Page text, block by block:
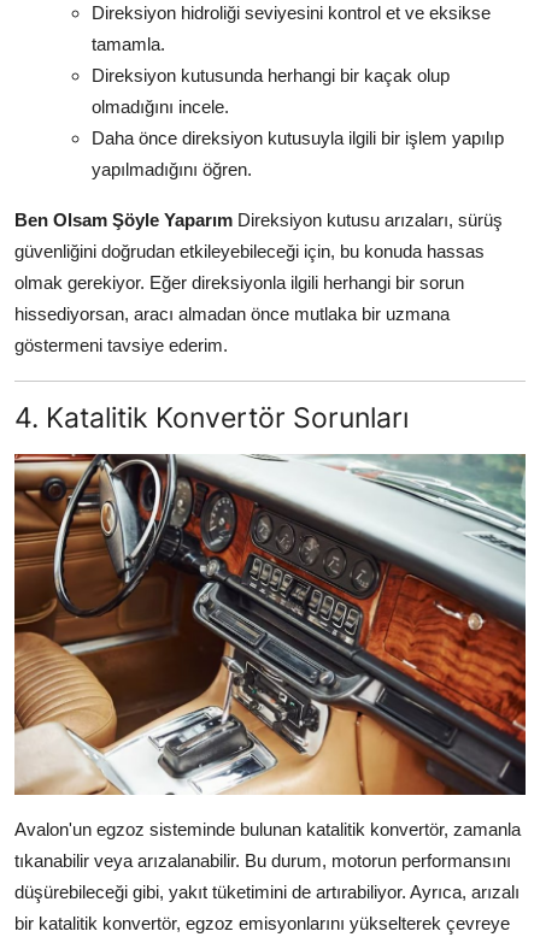
Direksiyon hidroliği seviyesini kontrol et ve eksikse
tamamla.
Direksiyon kutusunda herhangi bir kaçak olup
olmadığını incele.
Daha önce direksiyon kutusuyla ilgili bir işlem yapılıp
yapılmadığını öğren.
Ben Olsam Şöyle Yaparım Direksiyon kutusu arızaları, sürüş
güvenliğini doğrudan etkileyebileceği için, bu konuda hassas
olmak gerekiyor. Eğer direksiyonla ilgili herhangi bir sorun
hissediyorsan, aracı almadan önce mutlaka bir uzmana
göstermeni tavsiye ederim.
4. Katalitik Konvertör Sorunları
Avalon'un egzoz sisteminde bulunan katalitik konvertör, zamanla
tıkanabilir veya arızalanabilir. Bu durum, motorun performansını
düşürebileceği gibi, yakıt tüketimini de artırabiliyor. Ayrıca, arızalı
bir katalitik konvertör, egzoz emisyonlarını yükselterek çevreye